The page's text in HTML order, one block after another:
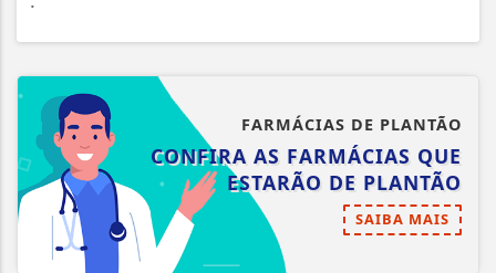
FARMÁCIAS DE PLANTÃO
CONFIRA AS FARMÁCIAS QUE
ESTARÃO DE PLANTÃO
SAIBA MAIS